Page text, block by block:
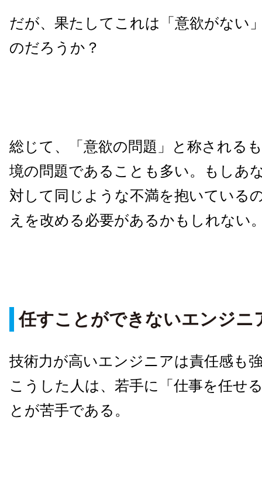
だが、果たしてこれは「意欲がない
のだろうか？
総じて、「意欲の問題」と称される
境の問題であることも多い。もしあ
対して同じような不満を抱いている
えを改める必要があるかもしれない
任すことができないエンジニ
技術力が高いエンジニアは責任感も
こうした人は、若手に「仕事を任せ
とが苦手である。